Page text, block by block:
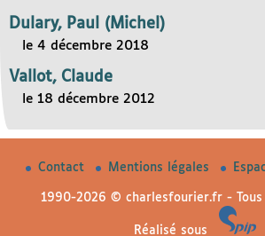
Dulary, Paul (Michel)
le 4 décembre 2018
Vallot, Claude
le 18 décembre 2012
Contact Mentions légales
1990-2026 © charlesfourier.fr - Tous
Réalisé sous